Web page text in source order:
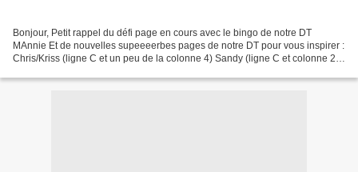
Bonjour, Petit rappel du défi page en cours avec le bingo de notre DT
MAnnie Et de nouvelles supeeeerbes pages de notre DT pour vous inspirer :
Chris/Kriss (ligne C et un peu de la colonne 4) Sandy (ligne C et colonne 2)